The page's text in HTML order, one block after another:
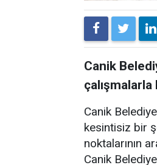
Canik
Canik
kesintisiz bir
noktalarının
Canik